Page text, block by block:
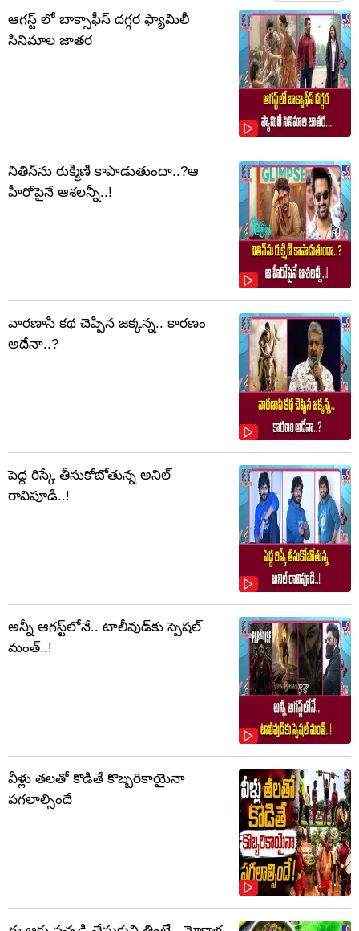
ఆగస్ట్ లో బాక్సాఫీస్ దగ్గర ఫ్యామిలీ
సినిమాల జాతర
నితిన్‌ను రుక్మిణి కాపాడుతుందా..?ఆ
హీరోపైనే ఆశలన్నీ..!
వారణాసి కథ చెప్పిన జక్కన్న.. కారణం
అదేనా..?
పెద్ద రిస్కే తీసుకోబోతున్న అనిల్
రావిపూడి..!
అన్నీ ఆగస్ట్‌లోనే.. టాలీవుడ్‌కు స్పెషల్
మంత్..!
వీళ్లు తలతో కొడితే కొబ్బరికాయైనా
పగలాల్సిందే